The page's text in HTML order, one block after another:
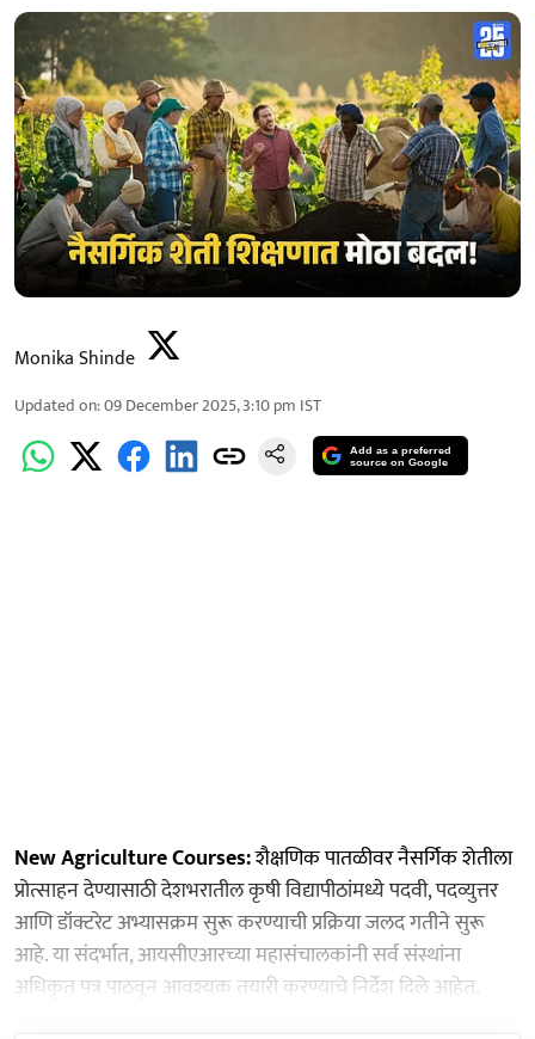
Monika Shinde
Updated on:09 December 2025, 3:10 pm IST
Add as a preferred
source on Google
New Agriculture Courses:शैक्षणिक पातळीवर नैसर्गिक शेतीला
प्रोत्साहन देण्यासाठी देशभरातील कृषी विद्यापीठांमध्ये पदवी, पदव्युत्तर
आणि डॉक्टरेट अभ्यासक्रम सुरू करण्याची प्रक्रिया जलद गतीने सुरू
आहे. या संदर्भात, आयसीएआरच्या महासंचालकांनी सर्व संस्थांना
अधिकृत पत्र पाठवून आवश्यक तयारी करण्याचे निर्देश दिले आहेत.